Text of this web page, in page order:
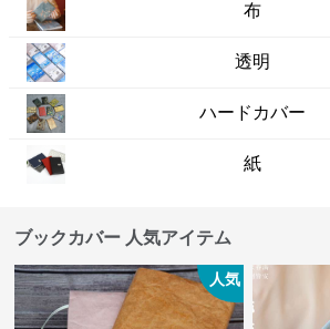
布
透明
ハードカバー
紙
ブックカバー 人気アイテム
人気